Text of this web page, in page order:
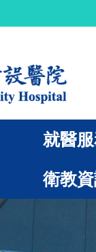
就醫
衛教